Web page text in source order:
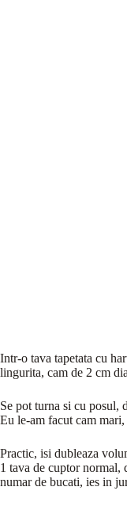
Intr-o tava tapetata cu
lingurita, cam de 2 cm
Se pot turna si cu posul,
Eu le-am facut cam mari,
Practic, isi dubleaza
1 tava de cuptor normal,
numar de bucati, ies in